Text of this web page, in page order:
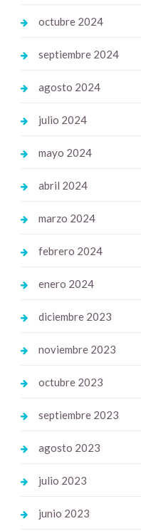
octubre 2024
septiembre 2024
agosto 2024
julio 2024
mayo 2024
abril 2024
marzo 2024
febrero 2024
enero 2024
diciembre 2023
noviembre 2023
octubre 2023
septiembre 2023
agosto 2023
julio 2023
junio 2023